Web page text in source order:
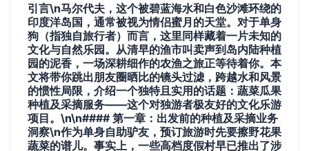
引言\n马尔代夫，这个被碧蓝海水和白色沙滩环绕的
印度洋岛国，通常被视为情侣蜜月的天堂。对于单身
狗（指独自旅行者）而言，这里同样藏着一片未知的
文化与自然乐园。从清早的渔市叫卖声到岛内陆种植
园的泥香，一场深耕细作的农渔之旅正等待着你。本
文将带你跳出朋友圈晒比的镜头过滤，跨越水和风景
的惯性局限，介绍一个独特且实用的话题：蔬菜瓜果
种植及采摘服务——这个对独游者极友好的文化乐游
项目。\n\n#### 第一章：出发前的种植及采摘业务
洞察\n作为单身自助驴友，预订旅游时先要擦野花果
蔬菜的谱儿。事实上，一些高档度假村早已推出了涉